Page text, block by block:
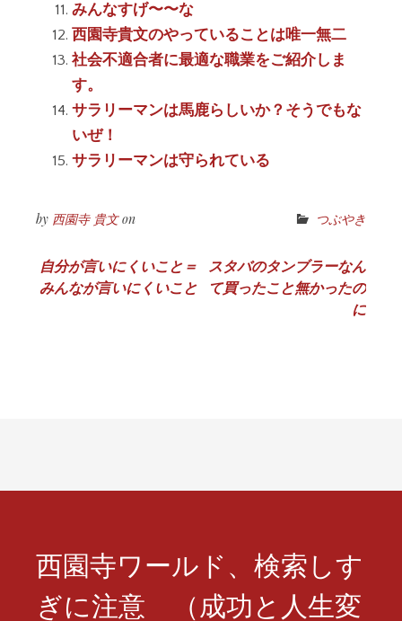
みんなすげ〜〜な
西園寺貴文のやっていることは唯一無二
社会不適合者に最適な職業をご紹介しま
す。
サラリーマンは馬鹿らしいか？そうでもな
いぜ！
サラリーマンは守られている
by 西園寺 貴文on つぶやき
投
稿
ョ
自分が言いにくいこと＝
みんなが言いにくいこと
スタバのタンブラーなん
て買ったこと無かったの
に
西園寺ワールド、検索しす
ぎに注意 （成功と人生変